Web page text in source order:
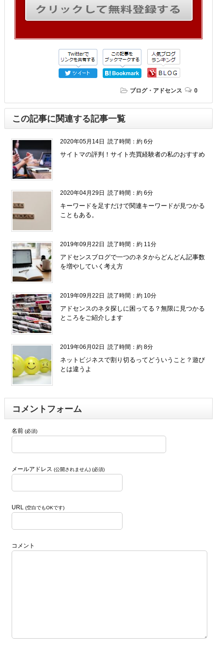
ブログ・アドセンス 0
この記事に関連する記事一覧
2020年05月14日 読了時間：約 6分
サイトマの評判！サイト売買経験者の私のおすすめ
2020年04月29日 読了時間：約 6分
キーワードを足すだけで関連キーワードが見つかる
こともある。
2019年09月22日 読了時間：約 11分
アドセンスブログで一つのネタからどんどん記事数
を増やしていく考え方
2019年09月22日 読了時間：約 10分
アドセンスのネタ探しに困ってる？無限に見つかる
ところをご紹介します
2019年06月02日 読了時間：約 8分
ネットビジネスで割り切るってどういうこと？遊び
とは違うよ
コメントフォーム
名前 (必須)
メールアドレス (公開されません) (必須)
URL (空白でもOKです)
コメント